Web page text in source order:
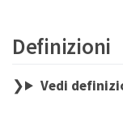
Definizioni
Vedi